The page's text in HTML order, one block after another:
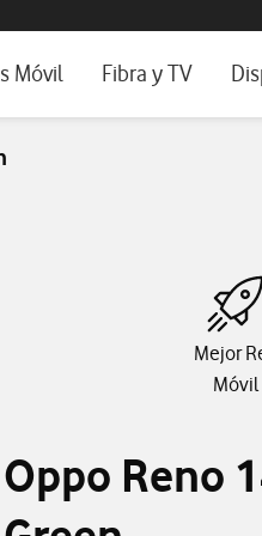
Móvil Fibra y TV
Wifi para tus
Mejor
Móvil
Oppo Reno